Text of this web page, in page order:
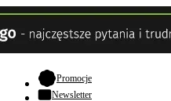
Promocje- otwiera się w nowej
Newsletter